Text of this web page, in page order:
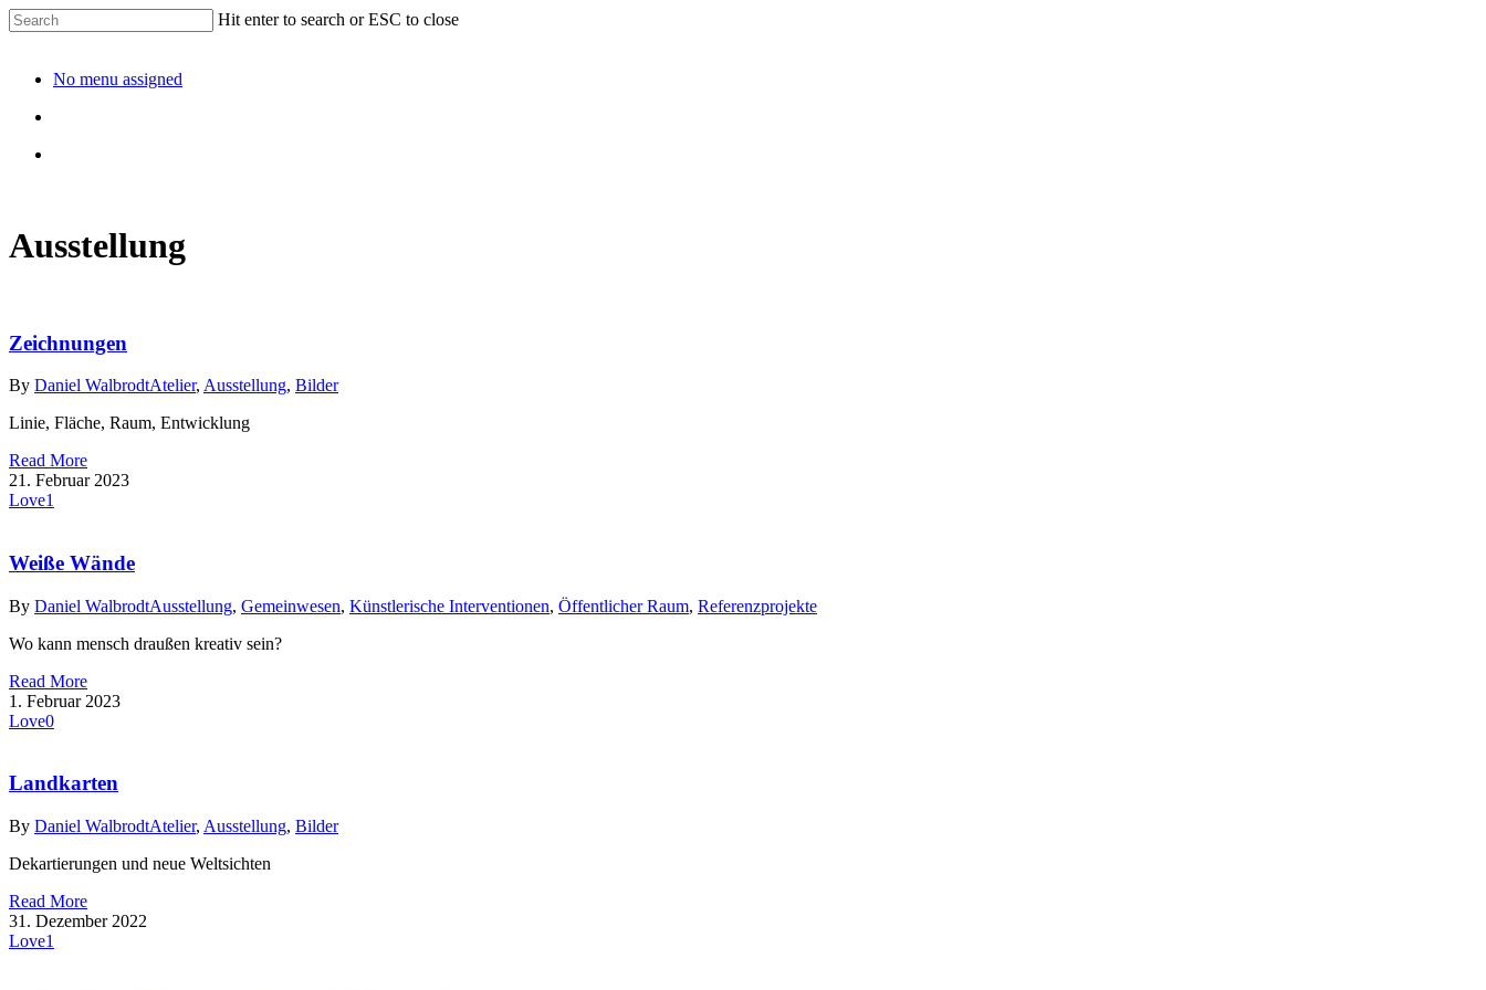
Hit enter to search or ESC to close
No menu assigned
Ausstellung
Zeichnungen
By Daniel WalbrodtAtelier, Ausstellung, Bilder
Linie, Fläche, Raum, Entwicklung
Read More
21. Februar 2023
Love1
Weiße Wände
By Daniel WalbrodtAusstellung, Gemeinwesen, Künstlerische Interventionen, Öffentlicher Raum, Referenzprojekte
Wo kann mensch draußen kreativ sein?
Read More
1. Februar 2023
Love0
Landkarten
By Daniel WalbrodtAtelier, Ausstellung, Bilder
Dekartierungen und neue Weltsichten
Read More
31. Dezember 2022
Love1